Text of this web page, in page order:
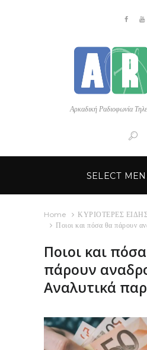
Αρκαδική Ραδιοφωνία
SELECT
Home ΚΥΡΙΟΤΕΡΕΣ
Ποιοι και πόσα θα πάρουν
Ποιοι και
πάρουν
Αναλυτικά